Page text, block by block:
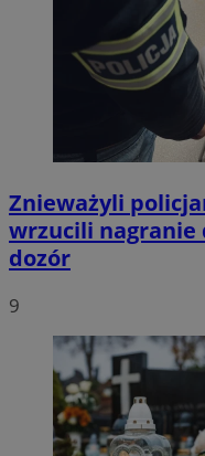
Znieważyli
wrzucili nagranie
dozór
9